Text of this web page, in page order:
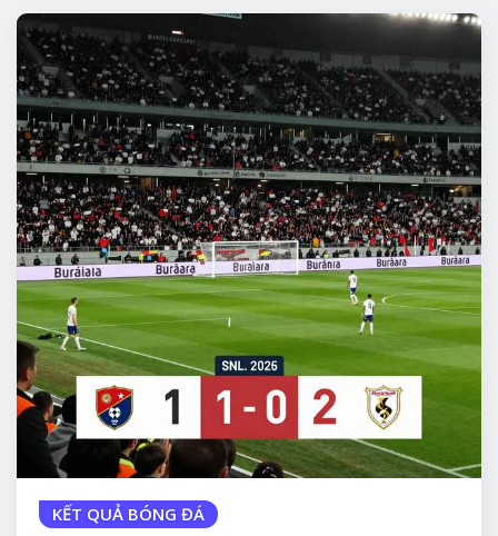
KẾT QUẢ BÓNG ĐÁ